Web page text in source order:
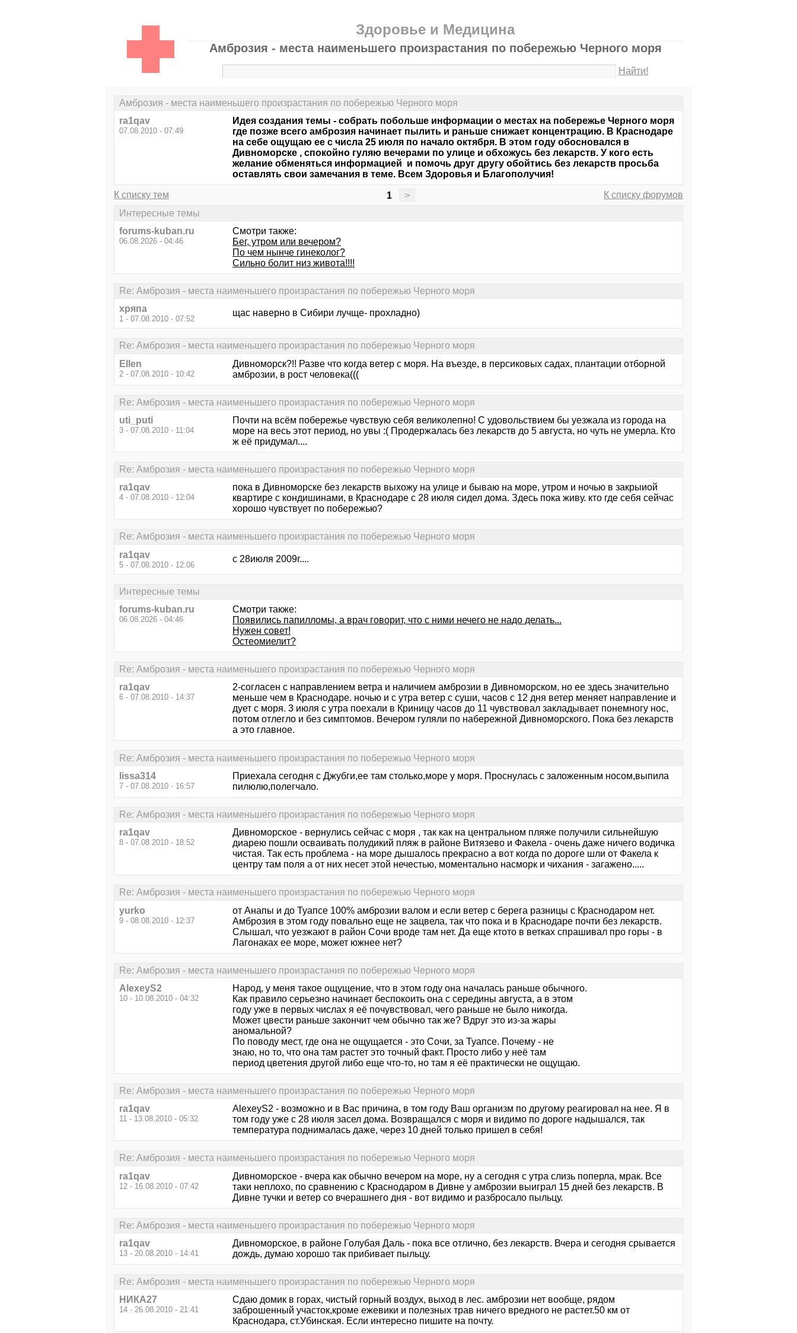
Здоровье и Медицина
Амброзия - места наименьшего произрастания по побережью Черного моря
Найти!
Амброзия - места наименьшего произрастания по побережью Черного моря
ra1qav
07.08.2010 - 07:49
Идея создания темы - собрать побольше информации о местах на побережье Черного моря
где позже всего амброзия начинает пылить и раньше снижает концентрацию. В Краснодаре
на себе ощущаю ее с числа 25 июля по начало октября. В этом году обосновался в
Дивноморске , спокойно гуляю вечерами по улице и обхожусь без лекарств. У кого есть
желание обменяться информацией и помочь друг другу обойтись без лекарств просьба
оставлять свои замечания в теме. Всем Здоровья и Благополучия!
К списку тем 1 >
К списку форумов
Интересные темы
forums-kuban.ru
06.08.2026 - 04:46
Смотри также:
Бег, утром или вечером?
По чем нынче гинеколог?
Сильно болит низ живота!!!!
Re: Амброзия - места наименьшего произрастания по побережью Черного моря
хряпа
1 - 07.08.2010 - 07:52
щас наверно в Сибири лучще- прохладно)
Re: Амброзия - места наименьшего произрастания по побережью Черного моря
Ellen
2 - 07.08.2010 - 10:42
Дивноморск?!! Разве что когда ветер с моря. На въезде, в персиковых садах, плантации отборной
амброзии, в рост человека(((
Re: Амброзия - места наименьшего произрастания по побережью Черного моря
uti_puti
3 - 07.08.2010 - 11:04
Почти на всём побережье чувствую себя великолепно! С удовольствием бы уезжала из города на
море на весь этот период, но увы :( Продержалась без лекарств до 5 августа, но чуть не умерла. Кто
ж её придумал....
Re: Амброзия - места наименьшего произрастания по побережью Черного моря
ra1qav
4 - 07.08.2010 - 12:04
пока в Дивноморске без лекарств выхожу на улице и бываю на море, утром и ночью в закрыиой
квартире с кондишинами, в Краснодаре с 28 июля сидел дома. Здесь пока живу. кто где себя сейчас
хорошо чувствует по побережью?
Re: Амброзия - места наименьшего произрастания по побережью Черного моря
ra1qav
5 - 07.08.2010 - 12:06
с 28июля 2009г....
Интересные темы
forums-kuban.ru
06.08.2026 - 04:46
Смотри также:
Появились папилломы, а врач говорит, что с ними нечего не надо делать...
Нужен совет!
Остеомиелит?
Re: Амброзия - места наименьшего произрастания по побережью Черного моря
ra1qav
6 - 07.08.2010 - 14:37
2-согласен с направлением ветра и наличием амброзии в Дивноморском, но ее здесь значительно
меньше чем в Краснодаре. ночью и с утра ветер с суши, часов с 12 дня ветер меняет направление и
дует с моря. 3 июля с утра поехали в Криницу часов до 11 чувствовал закладывает понемногу нос,
потом отлегло и без симптомов. Вечером гуляли по набережной Дивноморского. Пока без лекарств
а это главное.
Re: Амброзия - места наименьшего произрастания по побережью Черного моря
lissa314
7 - 07.08.2010 - 16:57
Приехала сегодня с Джубги,ее там столько,море у моря. Проснулась с заложенным носом,выпила
пилюлю,полегчало.
Re: Амброзия - места наименьшего произрастания по побережью Черного моря
ra1qav
8 - 07.08.2010 - 18:52
Дивноморское - вернулись сейчас с моря , так как на центральном пляже получили сильнейшую
диарею пошли осваивать полудикий пляж в районе Витязево и Факела - очень даже ничего водичка
чистая. Так есть проблема - на море дышалось прекрасно а вот когда по дороге шли от Факела к
центру там поля а от них несет этой нечестью, моментально насморк и чихания - загажено.....
Re: Амброзия - места наименьшего произрастания по побережью Черного моря
yurko
9 - 08.08.2010 - 12:37
от Анапы и до Туапсе 100% амброзии валом и если ветер с берега разницы с Краснодаром нет.
Амброзия в этом году повально еще не зацвела, так что пока и в Краснодаре почти без лекарств.
Слышал, что уезжают в район Сочи вроде там нет. Да еще ктото в ветках спрашивал про горы - в
Лагонаках ее море, может южнее нет?
Re: Амброзия - места наименьшего произрастания по побережью Черного моря
AlexeyS2
10 - 10.08.2010 - 04:32
Народ, у меня такое ощущение, что в этом году она началась раньше обычного.
Как правило серьезно начинает беспокоить она с середины августа, а в этом
году уже в первых числах я её почувствовал, чего раньше не было никогда.
Может цвести раньше закончит чем обычно так же? Вдруг это из-за жары
аномальной?
По поводу мест, где она не ощущается - это Сочи, за Туапсе. Почему - не
знаю, но то, что она там растет это точный факт. Просто либо у неё там
период цветения другой либо еще что-то, но там я её практически не ощущаю.
Re: Амброзия - места наименьшего произрастания по побережью Черного моря
ra1qav
11 - 13.08.2010 - 05:32
AlexeyS2 - возможно и в Вас причина, в том году Ваш организм по другому реагировал на нее. Я в
том году уже с 28 июля засел дома. Возвращался с моря и видимо по дороге надышался, так
температура поднималась даже, через 10 дней только пришел в себя!
Re: Амброзия - места наименьшего произрастания по побережью Черного моря
ra1qav
12 - 16.08.2010 - 07:42
Дивноморское - вчера как обычно вечером на море, ну а сегодня с утра слизь поперла, мрак. Все
таки неплохо, по сравнению с Краснодаром в Дивне у амброзии выиграл 15 дней без лекарств. В
Дивне тучки и ветер со вчерашнего дня - вот видимо и разбросало пыльцу.
Re: Амброзия - места наименьшего произрастания по побережью Черного моря
ra1qav
13 - 20.08.2010 - 14:41
Дивноморское, в районе Голубая Даль - пока все отлично, без лекарств. Вчера и сегодня срывается
дождь, думаю хорошо так прибивает пыльцу.
Re: Амброзия - места наименьшего произрастания по побережью Черного моря
НИКА27
14 - 26.08.2010 - 21:41
Сдаю домик в горах, чистый горный воздух, выход в лес. амброзии нет вообще, рядом
заброшенный участок,кроме ежевики и полезных трав ничего вредного не растет.50 км от
Краснодара, ст.Убинская. Если интересно пишите на почту.